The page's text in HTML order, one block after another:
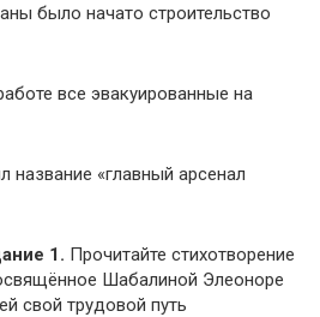
было начато строительство
все эвакуированные на
название «главный арсенал
1. Прочитайте стихотворение
Шабалиной Элеоноре
свой трудовой путь